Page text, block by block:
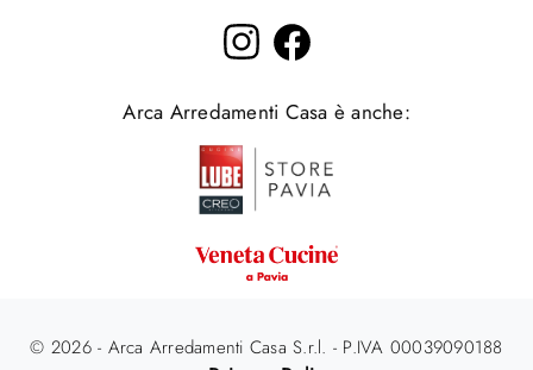
Arca Arredamenti Casa è anche:
© 2026 - Arca Arredamenti Casa S.r.l. - P.IVA 00039090188